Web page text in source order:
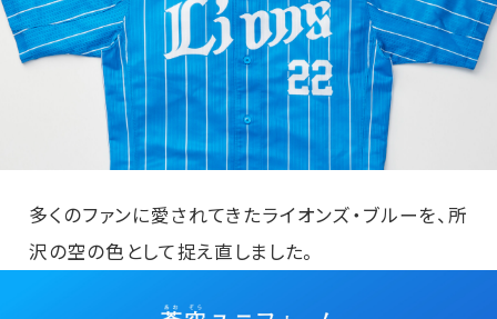
多くのファンに愛されてきたライオンズ・ブルーを、所
沢の空の色として捉え直しました。